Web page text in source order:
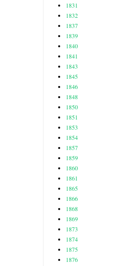
1831
1832
1837
1839
1840
1841
1843
1845
1846
1848
1850
1851
1853
1854
1857
1859
1860
1861
1865
1866
1868
1869
1873
1874
1875
1876